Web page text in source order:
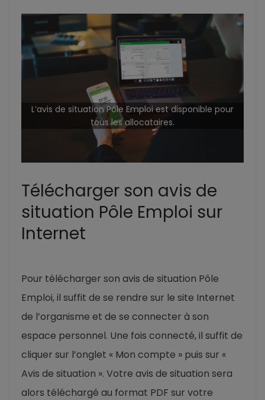
L’avis de situation Pôle Emploi est disponible pour
tous les allocataires.
Télécharger son avis de
situation Pôle Emploi sur
Internet
Pour télécharger son avis de situation Pôle
Emploi, il suffit de se rendre sur le site Internet
de l’organisme et de se connecter à son
espace personnel. Une fois connecté, il suffit de
cliquer sur l’onglet « Mon compte » puis sur «
Avis de situation ». Votre avis de situation sera
alors téléchargé au format PDF sur votre